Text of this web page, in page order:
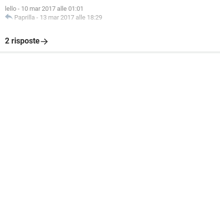
lello - 10 mar 2017 alle 01:01
Paprilla - 13 mar 2017 alle 18:29
2 risposte